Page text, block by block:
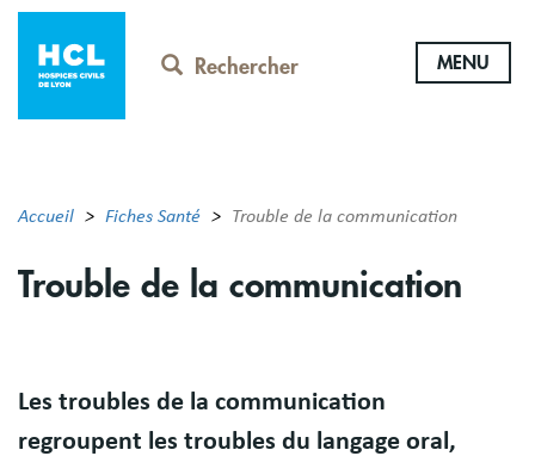
Aller
contenu
principal
Rechercher MENU
Accueil Fiches Santé Trouble de la communication
Trouble de la communication
Résumé
Les troubles de la communication
regroupent les troubles du langage oral,